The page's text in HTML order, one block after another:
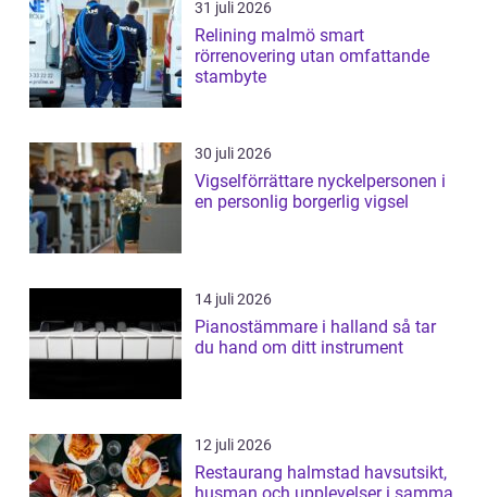
31 juli 2026
Relining malmö smart
rörrenovering utan omfattande
stambyte
30 juli 2026
Vigselförrättare nyckelpersonen i
en personlig borgerlig vigsel
14 juli 2026
Pianostämmare i halland så tar
du hand om ditt instrument
12 juli 2026
Restaurang halmstad havsutsikt,